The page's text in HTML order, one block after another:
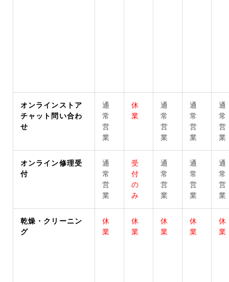
オンラインストア
チャット問い合わ
せ
通
常
営
業
休
業
通
常
営
業
通
常
営
業
通
常
営
業
オンライン修理受
付
通
常
営
業
受
付
の
み
通
常
営
業
通
常
営
業
通
常
営
業
乾燥・クリーニン
グ
休
業
休
業
休
業
休
業
休
業